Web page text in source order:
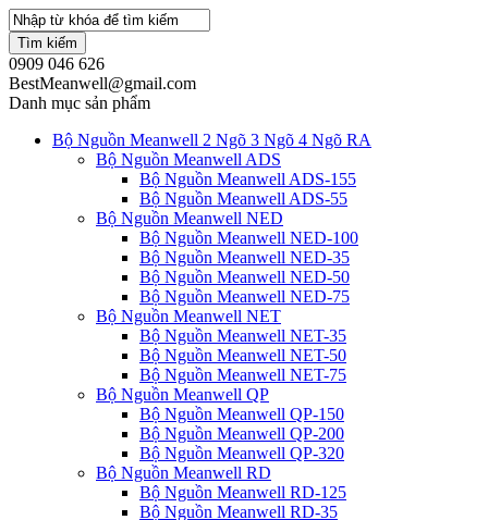
Tìm kiếm
0909 046 626
BestMeanwell@gmail.com
Danh mục sản phẩm
Bộ Nguồn Meanwell 2 Ngõ 3 Ngõ 4 Ngõ RA
Bộ Nguồn Meanwell ADS
Bộ Nguồn Meanwell ADS-155
Bộ Nguồn Meanwell ADS-55
Bộ Nguồn Meanwell NED
Bộ Nguồn Meanwell NED-100
Bộ Nguồn Meanwell NED-35
Bộ Nguồn Meanwell NED-50
Bộ Nguồn Meanwell NED-75
Bộ Nguồn Meanwell NET
Bộ Nguồn Meanwell NET-35
Bộ Nguồn Meanwell NET-50
Bộ Nguồn Meanwell NET-75
Bộ Nguồn Meanwell QP
Bộ Nguồn Meanwell QP-150
Bộ Nguồn Meanwell QP-200
Bộ Nguồn Meanwell QP-320
Bộ Nguồn Meanwell RD
Bộ Nguồn Meanwell RD-125
Bộ Nguồn Meanwell RD-35